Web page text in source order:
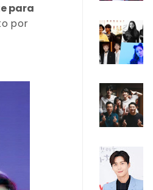
para
por